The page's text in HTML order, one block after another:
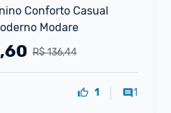
Conforto Casual
Modare
R$ 136,44
1 1